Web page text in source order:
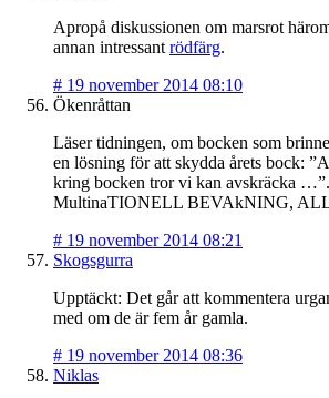
Apropå diskussionen om marsrot
annan intressant rödfärg.
# 19 november 2014 08:10
Ökenråttan
Läser tidningen, om bocken som
en lösning för att skydda årets bock:
kring bocken tror vi kan avskräcka …”.
MultinaTIONELL BEVAkNING,
# 19 november 2014 08:21
Skogsgurra
Upptäckt: Det går att kommentera
med om de är fem år gamla.
# 19 november 2014 08:36
Niklas